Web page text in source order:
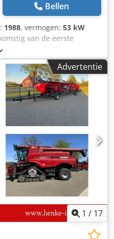
Bellen
1988, vermogen: 53 kW
van de eerste
Bedrijfstijden: ca. 8.600 uur.
Voorste aftakas. 30
Sswa Prijs: €
null
Advertentie
1 / 17